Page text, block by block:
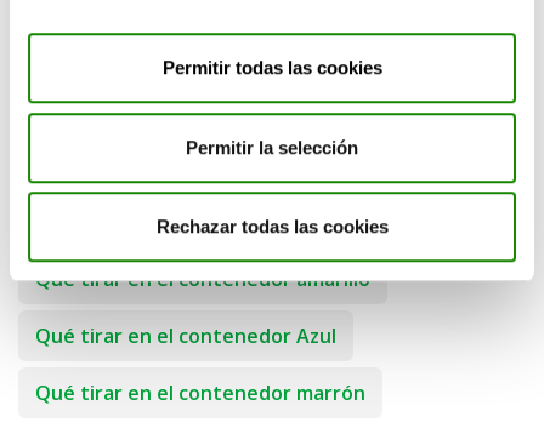
Permitir todas las cookies
Permitir la selección
Rechazar todas las cookies
Leer más
Medioambiente
Qué tirar en el contenedor amarillo
Qué tirar en el contenedor Azul
Qué tirar en el contenedor marrón